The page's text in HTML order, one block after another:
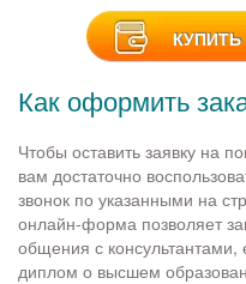
КУПИТЬ
Как оформить
Чтобы оставить заявку на
вам достаточно
звонок по указанными на
онлайн-форма позволяет
общения с консультантами,
диплом о высшем